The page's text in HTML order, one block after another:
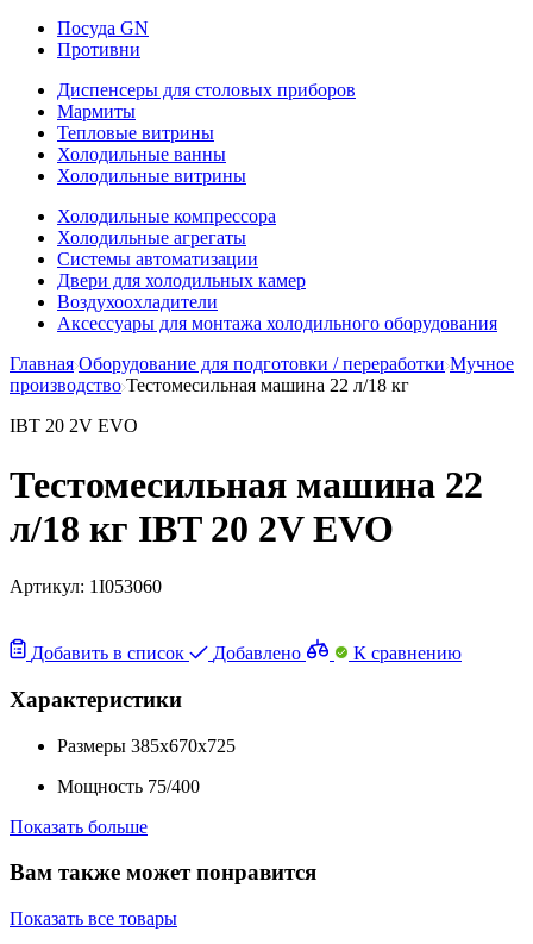
Посуда GN
Противни
Диспенсеры для столовых приборов
Мармиты
Тепловые витрины
Холодильные ванны
Холодильные витрины
Холодильные компрессора
Холодильные агрегаты
Системы автоматизации
Двери для холодильных камер
Воздухоохладители
Аксессуары для монтажа холодильного оборудования
Главная Оборудование для подготовки / переработки Мучное
производство Тестомесильная машина 22 л/18 кг
IBT 20 2V EVO
Тестомесильная машина 22
л/18 кг IBT 20 2V EVO
Артикул: 1I053060
Добавить в список Добавлено К сравнению
Характеристики
Размеры 385x670x725
Мощность 75/400
Показать больше
Вам также может понравится
Показать все товары